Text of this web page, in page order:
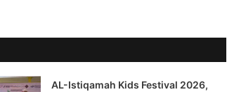
AL-Istiqamah Kids Festival 2026,